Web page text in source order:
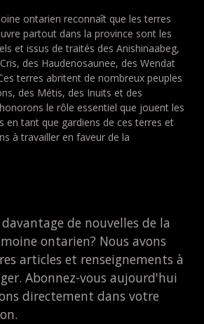
ontarien reconnaît que les terres
partout dans la province sont les
et issus de traités des Anishinaabeg,
des Haudenosaunee, des Wendat
terres abritent de nombreux peuples
des Métis, des Inuits et des
le rôle essentiel que jouent les
en tant que gardiens de ces terres et
à travailler en faveur de la
de nouvelles de la
ontarien? Nous avons
articles et renseignements à
Abonnez-vous aujourd'hui
directement dans votre